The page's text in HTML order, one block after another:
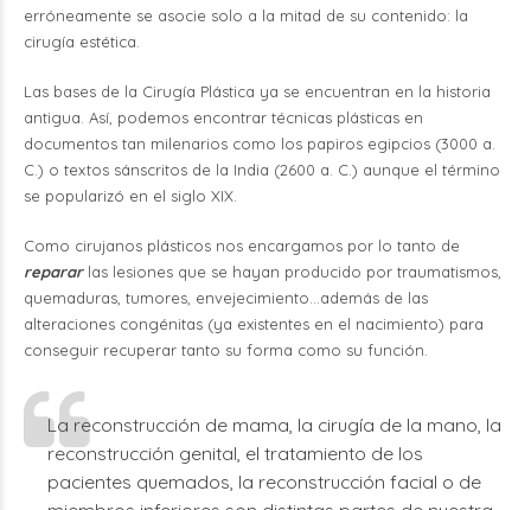
erróneamente se asocie solo a la mitad de su contenido: la
cirugía estética.
Las bases de la Cirugía Plástica ya se encuentran en la historia
antigua. Así, podemos encontrar técnicas plásticas en
documentos tan milenarios como los papiros egipcios (3000 a.
C.) o textos sánscritos de la India (2600 a. C.) aunque el término
se popularizó en el siglo XIX.
Como cirujanos plásticos nos encargamos por lo tanto de
repararlas lesiones que se hayan producido por traumatismos,
quemaduras, tumores, envejecimiento…además de las
alteraciones congénitas (ya existentes en el nacimiento) para
conseguir recuperar tanto su forma como su función.
La reconstrucción de mama, la cirugía de la mano, la
reconstrucción genital, el tratamiento de los
pacientes quemados, la reconstrucción facial o de